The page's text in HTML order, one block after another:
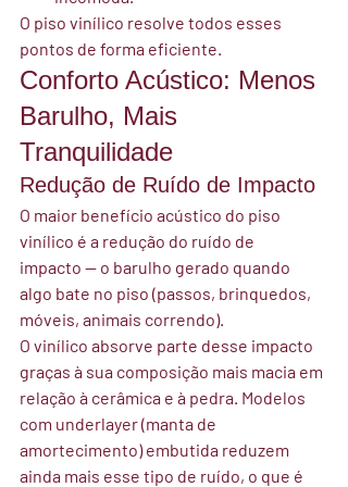
O piso vinílico resolve todos esses
pontos de forma eficiente.
Conforto Acústico: Menos
Barulho, Mais
Tranquilidade
Redução de Ruído de Impacto
O maior benefício acústico do piso
vinílico é a redução do ruído de
impacto — o barulho gerado quando
algo bate no piso (passos, brinquedos,
móveis, animais correndo).
O vinílico absorve parte desse impacto
graças à sua composição mais macia em
relação à cerâmica e à pedra. Modelos
com underlayer (manta de
amortecimento) embutida reduzem
ainda mais esse tipo de ruído, o que é